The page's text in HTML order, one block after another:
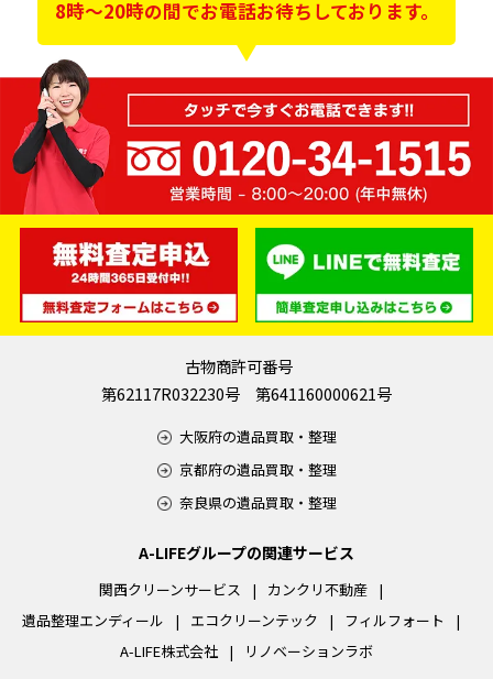
8時～20時の間でお電話お待ちしております。
古物商許可番号
第62117R032230号 第641160000621号
大阪府の遺品買取・整理
京都府の遺品買取・整理
奈良県の遺品買取・整理
A-LIFEグループの関連サービス
関西クリーンサービス
カンクリ不動産
遺品整理エンディール
エコクリーンテック
フィルフォート
A-LIFE株式会社
リノベーションラボ